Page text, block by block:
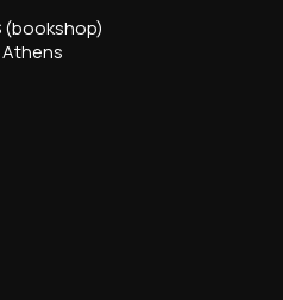
(bookshop)
Athens